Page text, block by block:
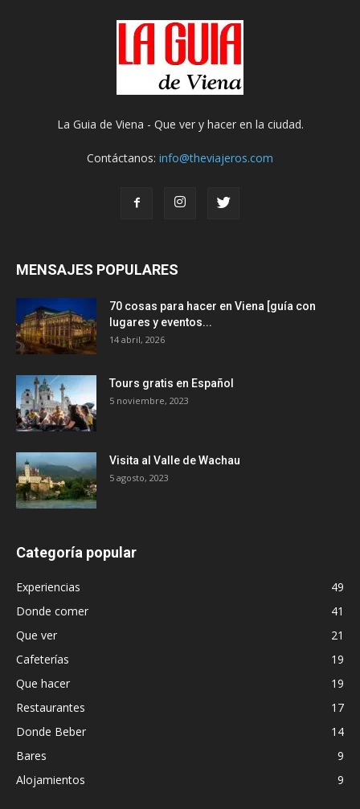
La Guia de Viena - Que ver y hacer en la ciudad.
Contáctanos: info@theviajeros.com
MENSAJES POPULARES
70 cosas para hacer en Viena [guía con
lugares y eventos...
14 abril, 2026
Tours gratis en Español
5 noviembre, 2023
Visita al Valle de Wachau
5 agosto, 2023
Categoría popular
Experiencias
49
Donde comer
41
Que ver
21
Cafeterías
19
Que hacer
19
Restaurantes
17
Donde Beber
14
Bares
9
Alojamientos
9